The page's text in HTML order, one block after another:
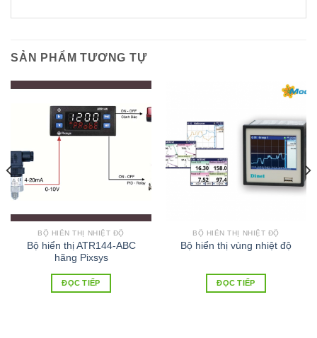
SẢN PHẨM TƯƠNG TỰ
BỘ HIỂN THỊ NHIỆT ĐỘ
Bộ hiển thị ATR144-ABC
hãng Pixsys
ĐỌC TIẾP
BỘ HIỂN THỊ NHIỆT ĐỘ
Bộ hiển thị vùng nhiệt độ
ĐỌC TIẾP